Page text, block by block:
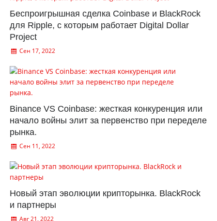
Беспроигрышная сделка Coinbase и BlackRock
для Ripple, с которым работает Digital Dollar
Project
Сен 17, 2022
Binance VS Coinbase: жесткая конкуренция или
начало войны элит за первенство при переделе
рынка.
Сен 11, 2022
Новый этап эволюции крипторынка. BlackRock
и партнеры
Авг 21, 2022